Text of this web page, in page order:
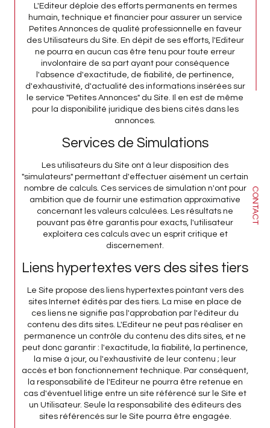
CONTACT
L'Editeur déploie des efforts permanents en termes
humain, technique et financier pour assurer un service
Petites Annonces de qualité professionnelle en faveur
des Utilisateurs du Site. En dépit de ses efforts, l'Editeur
ne pourra en aucun cas être tenu pour toute erreur
involontaire de sa part ayant pour conséquence
l'absence d'exactitude, de fiabilité, de pertinence,
d'exhaustivité, d'actualité des informations insérées sur
le service "Petites Annonces" du Site. Il en est de même
pour la disponibilité juridique des biens cités dans les
annonces.
Services de Simulations
Les utilisateurs du Site ont à leur disposition des
"simulateurs" permettant d'effectuer aisément un certain
nombre de calculs. Ces services de simulation n'ont pour
ambition que de fournir une estimation approximative
concernant les valeurs calculées. Les résultats ne
pouvant pas être garantis pour exacts, l'utilisateur
exploitera ces calculs avec un esprit critique et
discernement.
Liens hypertextes vers des sites tiers
Le Site propose des liens hypertextes pointant vers des
sites Internet édités par des tiers. La mise en place de
ces liens ne signifie pas l'approbation par l'éditeur du
contenu des dits sites. L'Editeur ne peut pas réaliser en
permanence un contrôle du contenu des dits sites, et ne
peut donc garantir : l'exactitude, la fiabilité, la pertinence,
la mise à jour, ou l'exhaustivité de leur contenu ; leur
accès et bon fonctionnement technique. Par conséquent,
la responsabilité de l'Editeur ne pourra être retenue en
cas d'éventuel litige entre un site référencé sur le Site et
un Utilisateur. Seule la responsabilité des éditeurs des
sites référencés sur le Site pourra être engagée.